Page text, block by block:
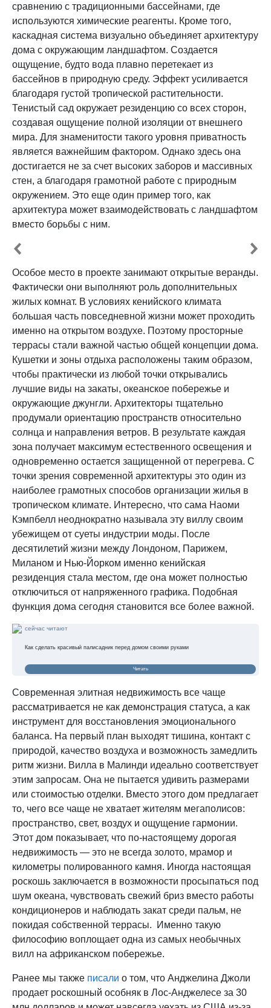
сравнению с традиционными бассейнами, где
используются химические реагенты. Кроме того,
каскадная система визуально объединяет архитектуру
дома с окружающим ландшафтом. Создается
ощущение, будто вода плавно перетекает из
бассейнов в природную среду. Эффект усиливается
благодаря густой тропической растительности.
Тенистый сад окружает резиденцию со всех сторон,
создавая ощущение полной изоляции от внешнего
мира. Для знаменитости такого уровня приватность
является важнейшим фактором. Однако здесь она
достигается не за счет высоких заборов и массивных
стен, а благодаря грамотной работе с природным
окружением. Это еще один пример того, как
архитектура может взаимодействовать с ландшафтом
вместо борьбы с ним.
Особое место в проекте занимают открытые веранды.
Фактически они выполняют роль дополнительных
жилых комнат. В условиях кенийского климата
большая часть повседневной жизни может проходить
именно на открытом воздухе. Поэтому просторные
террасы стали важной частью общей концепции дома.
Кушетки и зоны отдыха расположены таким образом,
чтобы практически из любой точки открывались
лучшие виды на закаты, океанское побережье и
окружающие джунгли. Архитекторы тщательно
продумали ориентацию пространств относительно
солнца и направления ветров. В результате каждая
зона получает максимум естественного освещения и
одновременно остается защищенной от перегрева. С
точки зрения современной архитектуры это один из
наиболее грамотных способов организации жилья в
тропическом климате. Интересно, что сама Наоми
Кэмпбелл неоднократно называла эту виллу своим
убежищем от суеты индустрии моды. После
десятилетий жизни между Лондоном, Парижем,
Миланом и Нью-Йорком именно кенийская
резиденция стала местом, где она может полностью
отключиться от напряженного графика. Подобная
функция дома сегодня становится все более важной.
сейчас читают
Как сделать красивый палисадник перед домом своими руками
Читать
Современная элитная недвижимость все чаще
рассматривается не как демонстрация статуса, а как
инструмент для восстановления эмоционального
баланса. На первый план выходят тишина, контакт с
природой, качество воздуха и возможность замедлить
ритм жизни. Вилла в Малинди идеально соответствует
этим запросам. Она не пытается удивить размерами
или стоимостью отделки. Вместо этого дом предлагает
то, чего все чаще не хватает жителям мегаполисов:
пространство, свет, воздух и ощущение гармонии.
Этот дом показывает, что по-настоящему дорогая
недвижимость — это не всегда золото, мрамор и
километры полированного камня. Иногда настоящая
роскошь заключается в возможности просыпаться под
шум океана, чувствовать свежий бриз вместо работы
кондиционеров и наблюдать закат среди пальм, не
покидая собственной террасы. Именно такую
философию воплощает одна из самых необычных
вилл на африканском побережье.
Ранее мы также писали о том, что Анджелина Джоли
продает роскошный особняк в Лос-Анджелесе за 30